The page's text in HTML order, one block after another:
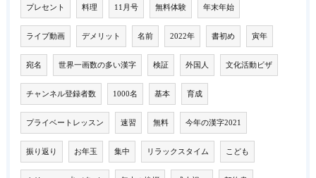
プレセント 料理 11月号 無料体験 年末年始
ライブ動画 デメリット 名前 2022年 書初め 寅年
宛名 世界一画数の多い漢字 検証 外国人 文化活動ビザ
チャンネル登録者数 1000名 基本 育成
プライベートレッスン 速習 無料 今年の漢字2021
振り返り お年玉 集中 リラックスタイム こども